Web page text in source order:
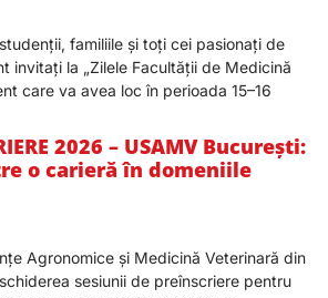
familiile și toți cei pasionați de
invitați la „Zilele Facultății de Medicină
care va avea loc în perioada 15–16
2026 – USAMV București:
o carieră în domeniile
Agronomice și Medicină Veterinară din
sesiunii de preînscriere pentru